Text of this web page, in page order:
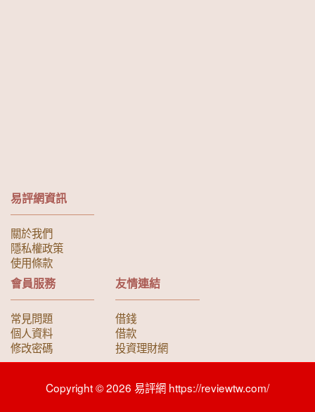
易評網資訊
關於我們
隱私權政策
使用條款
會員服務
常見問題
個人資料
修改密碼
友情連結
借錢
借款
投資理財網
Copyright © 2026 易評網 https://reviewtw.com/